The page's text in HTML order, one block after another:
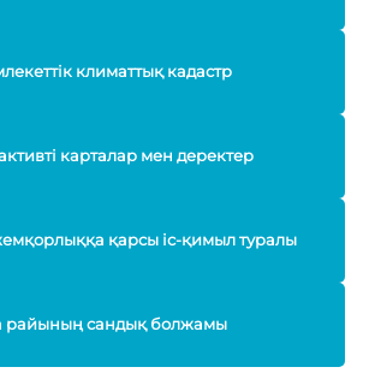
климаттық кадастр
карталар мен деректер
қарсы іс-қимыл туралы
райының сандық болжамы